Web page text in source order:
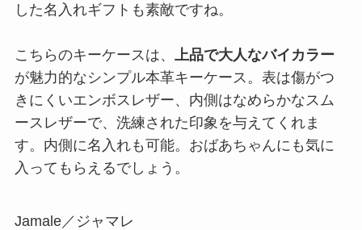
した名入れギフトも素敵ですね。
こちらのキーケースは、
上品で大人なバイカラー
が魅力的なシンプル本革キーケース。表は傷がつ
きにくいエンボスレザー、内側はなめらかなスム
ースレザーで、洗練された印象を与えてくれま
す。内側に名入れも可能。おばあちゃんにも気に
入ってもらえるでしょう。
Jamale／ジャマレ